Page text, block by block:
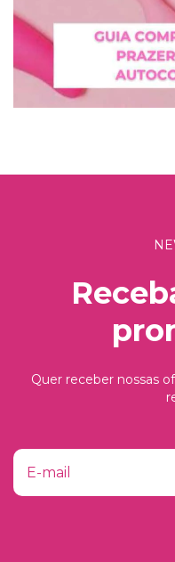
Quer receber nossas